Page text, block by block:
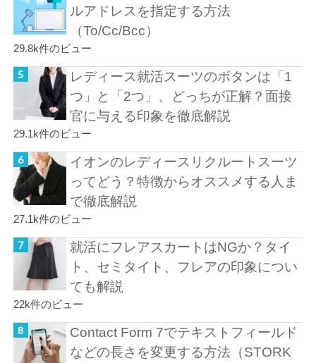
ルアドレスを指定する方法
（To/Cc/Bcc）
29.8k件のビュー
レディース就活スーツのボタンは「1
つ」と「2つ」、どっちが正解？面接
官に与える印象を徹底解説
29.1k件のビュー
イオンのレディースリクルートスーツ
ってどう？特徴からオススメする人ま
で徹底解説
27.1k件のビュー
就活にフレアスカートはNGか？タイ
ト、セミタイト、フレアの印象につい
ても解説
22k件のビュー
Contact Form 7でテキストフィールド
などの長さを変更する方法（STORK